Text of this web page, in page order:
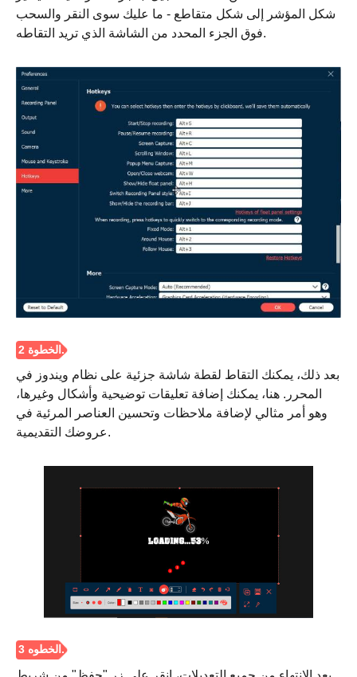
شكل المؤشر إلى شكل متقاطع - ما عليك سوى النقر والسحب
فوق الجزء المحدد من الشاشة الذي تريد التقاطه.
بعد ذلك، يمكنك التقاط لقطة شاشة جزئية على نظام ويندوز في
المحرر. هنا، يمكنك إضافة تعليقات توضيحية وأشكال وغيرها،
وهو أمر مثالي لإضافة ملاحظات وتحسين العناصر المرئية في
عروضك التقديمية.